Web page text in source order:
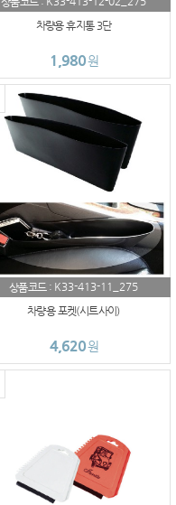
차량용 휴지통 3단
1,980원
상품코드 : K33-413-11_275
차량용 포켓(시트사이)
4,620원